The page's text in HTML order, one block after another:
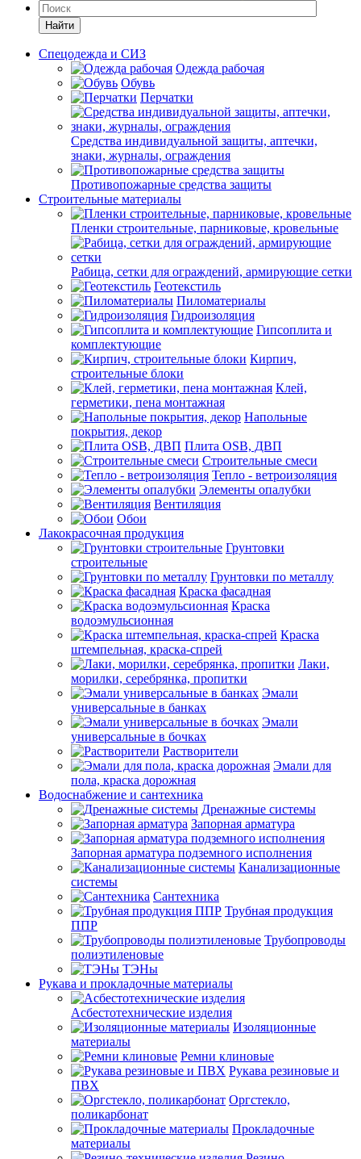
Найти
Спецодежда и СИЗ
Одежда рабочая
Обувь
Перчатки
Средства индивидуальной защиты, аптечки,
знаки, журналы, ограждения
Противопожарные средства защиты
Строительные материалы
Пленки строительные, парниковые, кровельные
Рабица, сетки для ограждений, армирующие сетки
Геотекстиль
Пиломатериалы
Гидроизоляция
Гипсоплита и
комплектующие
Кирпич,
строительные блоки
Клей,
герметики, пена монтажная
Напольные
покрытия, декор
Плита OSB, ДВП
Строительные смеси
Тепло - ветроизоляция
Элементы опалубки
Вентиляция
Обои
Лакокрасочная продукция
Грунтовки
строительные
Грунтовки по металлу
Краска фасадная
Краска
водоэмульсионная
Краска
штемпельная, краска-спрей
Лаки,
морилки, серебрянка, пропитки
Эмали
универсальные в банках
Эмали
универсальные в бочках
Растворители
Эмали для
пола, краска дорожная
Водоснабжение и сантехника
Дренажные системы
Запорная арматура
Запорная арматура подземного исполнения
Канализационные
системы
Сантехника
Трубная продукция
ППР
Трубопроводы
полиэтиленовые
ТЭНы
Рукава и прокладочные материалы
Асбестотехнические изделия
Изоляционные
материалы
Ремни клиновые
Рукава резиновые и
ПВХ
Оргстекло,
поликарбонат
Прокладочные
материалы